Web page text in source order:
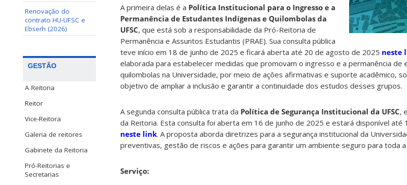
Renovação do
contrato HU-UFSC e
Ebserh (2026)
GESTÃO
A Reitoria
Reitor
Vice-Reitora
Galeria de reitores
Gabinete da Reitoria
Pró-Reitorias e
Secretarias
A primeira delas é a Política Institucional para o Ingresso e a
Permanência de Estudantes Indígenas e Quilombolas da
UFSC, que está sob a responsabilidade da Pró-Reitoria de
Permanência e Assuntos Estudantis (PRAE). Sua consulta pública
teve início em 18 de junho de 2025 e ficará aberta até 20 de agosto de 2025 neste
elaborada para estabelecer medidas que promovam o ingresso e a permanência de
quilombolas na Universidade, por meio de ações afirmativas e suporte acadêmico,
objetivo de ampliar a inclusão e garantir a continuidade dos estudos desses grupos.
A segunda consulta pública trata da Política de Segurança Institucional da UFSC,
da Reitoria. Esta consulta foi aberta em 16 de junho de 2025 e estará disponível
neste link. A proposta aborda diretrizes para a segurança institucional da
preventivas, gestão de riscos e ações para garantir um ambiente seguro para toda
Serviço: